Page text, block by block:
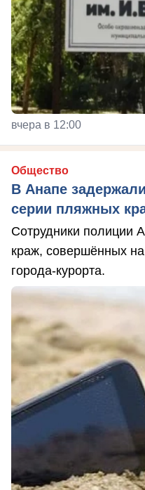
вчера в 12:00
Общество
В Анапе
серии пляжных
Сотрудники полиции
краж, совершённых
города-курорта.